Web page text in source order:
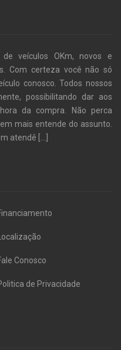
veículos OKm, novos e
Com certeza você não só
conosco. Todos nossos
possibilitando dar aos
da compra. Não perca
mais entende do assunto.
atendê
Localização
Conosco
de Privacidade